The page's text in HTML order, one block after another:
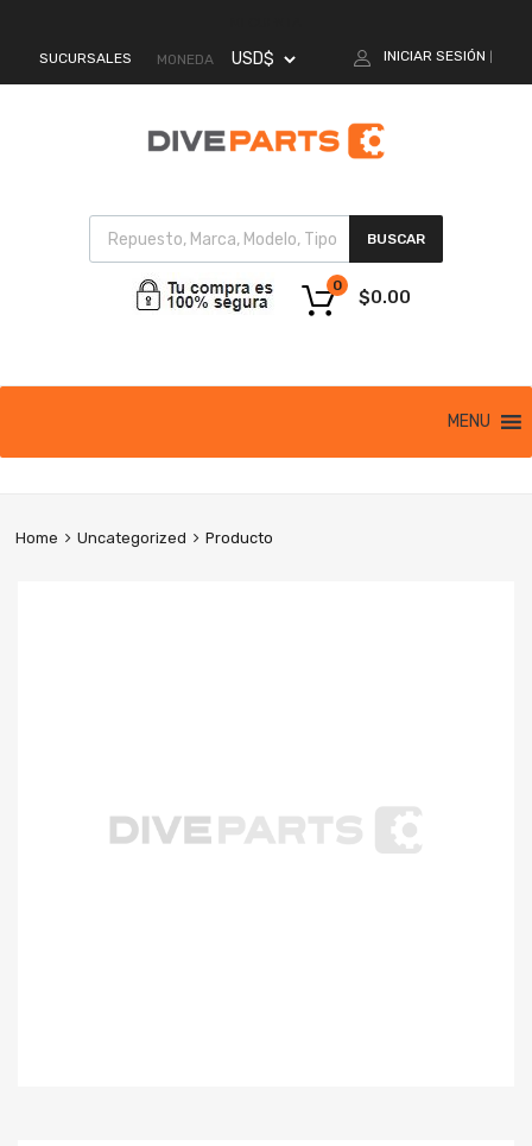
SUCURSALES MONEDA INICIAR SESIÓN
BUSCAR
$0.00
0
MENU
Home Uncategorized Producto